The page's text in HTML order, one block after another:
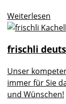
Weiterlesen
frischli
Unser
immer für Sie
und Wünschen!